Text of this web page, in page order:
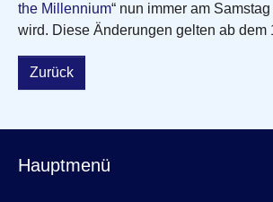
the Millennium“ nun immer am
wird. Diese Änderungen gelten ab dem
Zurück
Hauptmenü